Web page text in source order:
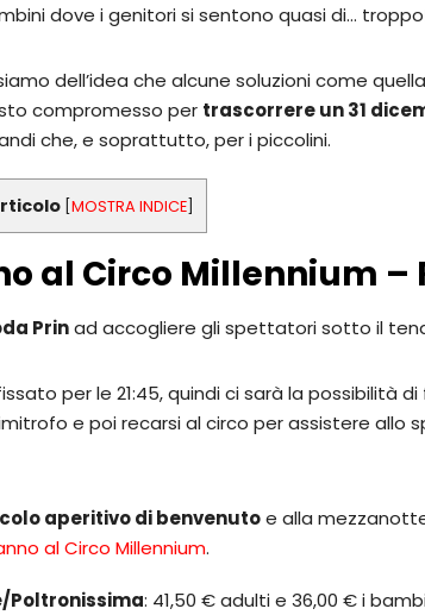
dove i genitori si sentono quasi di…
dell’idea che alcune soluzioni come
compromesso per trascorrere un 31
che, e soprattutto, per i piccolini.
MOSTRA INDICE
al Circo Millennium –
Prinad accogliere gli spettatori sotto il
per le 21:45, quindi ci sarà la possibilità
e poi recarsi al circo per assistere allo
aperitivo di benvenutoe alla
al Circo Millennium.
Poltronissima: 41,50 € adulti e 36,00 € i